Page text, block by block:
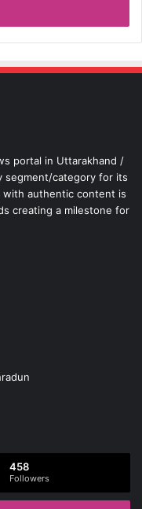
portal in Uttarakhand /
segment/category for its
with authentic content is
creating a milestone for
458
Followers